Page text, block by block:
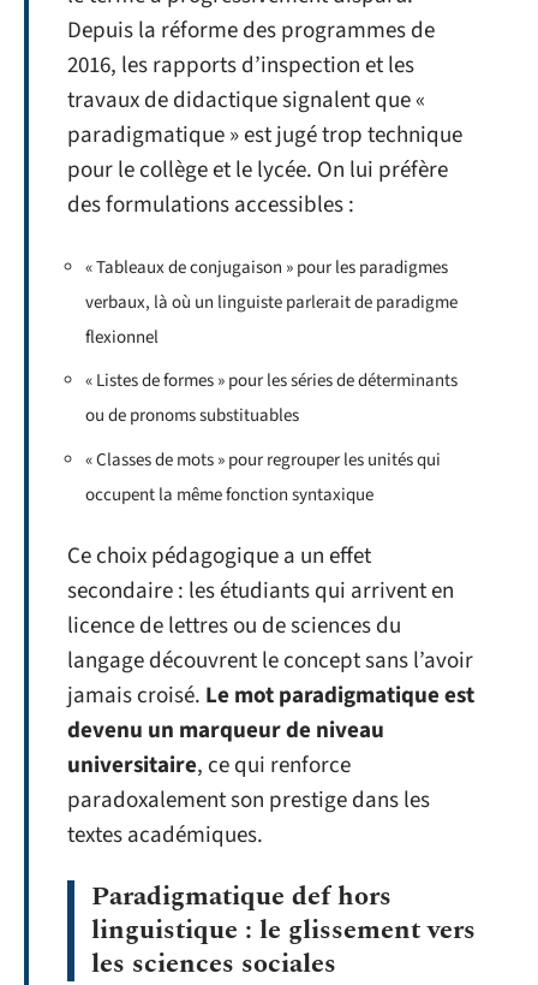
Depuis la réforme des programmes de
2016, les rapports d’inspection et les
travaux de didactique signalent que «
paradigmatique » est jugé trop technique
pour le collège et le lycée. On lui préfère
des formulations accessibles :
« Tableaux de conjugaison » pour les paradigmes
verbaux, là où un linguiste parlerait de paradigme
flexionnel
« Listes de formes » pour les séries de déterminants
ou de pronoms substituables
« Classes de mots » pour regrouper les unités qui
occupent la même fonction syntaxique
Ce choix pédagogique a un effet
secondaire : les étudiants qui arrivent en
licence de lettres ou de sciences du
langage découvrent le concept sans l’avoir
jamais croisé. Le mot paradigmatique est
devenu un marqueur de niveau
universitaire, ce qui renforce
paradoxalement son prestige dans les
textes académiques.
Paradigmatique def hors
linguistique : le glissement vers
les sciences sociales